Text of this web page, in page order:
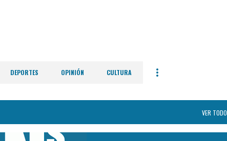
DEPORTES OPINIÓN CULTURA
VER TODO